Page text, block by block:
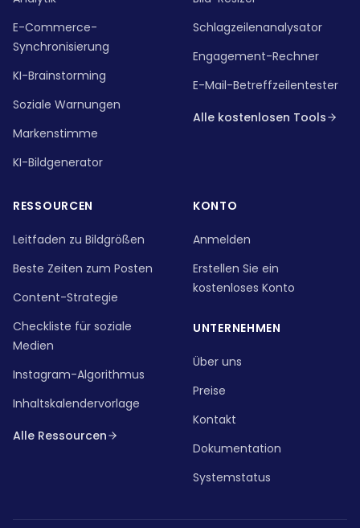
E-Commerce-
Synchronisierung
KI-Brainstorming
Soziale Warnungen
Markenstimme
KI-Bildgenerator
Schlagzeilenanalysator
Engagement-Rechner
E-Mail-Betreffzeilentester
Alle kostenlosen Tools
RESSOURCEN
Leitfaden zu Bildgrößen
Beste Zeiten zum Posten
Content-Strategie
Checkliste für soziale
Medien
Instagram-Algorithmus
Inhaltskalendervorlage
Alle Ressourcen
KONTO
Anmelden
Erstellen Sie ein
kostenloses Konto
UNTERNEHMEN
Über uns
Preise
Kontakt
Dokumentation
Systemstatus